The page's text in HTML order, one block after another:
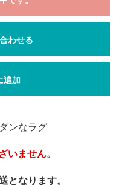
わせる
追加
ンなラグ
いません。
となります。